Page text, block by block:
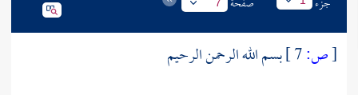
[ص:
بسم الله الرحمن الرحيم